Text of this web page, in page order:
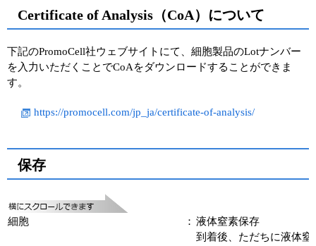
Certificate of Analysis（CoA）について
下記のPromoCell社ウェブサイトにて、細胞製品のLotナンバー
を入力いただくことでCoAをダウンロードすることができま
す。
https://promocell.com/jp_ja/certificate-of-analysis/
保存
細胞 ： 液体窒素保存
到着後、ただちに液体